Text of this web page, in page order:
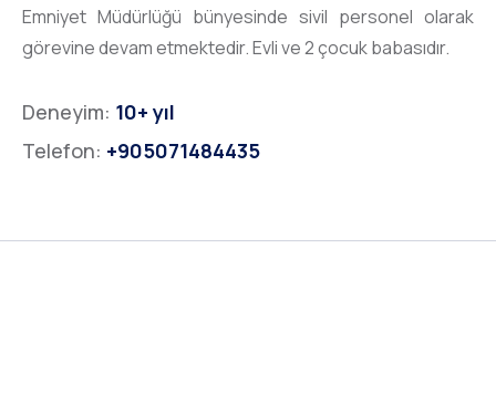
Emniyet Müdürlüğü bünyesinde sivil personel olarak
görevine devam etmektedir. Evli ve 2 çocuk babasıdır.
Deneyim: 10+ yıl
Telefon: +905071484435